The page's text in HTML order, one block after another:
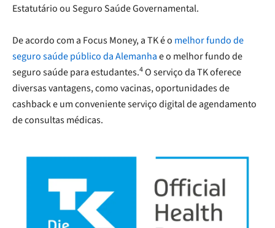
Estatutário ou Seguro Saúde Governamental.
De acordo com a Focus Money, a TK é o melhor fundo de
seguro saúde público da Alemanhae o melhor fundo de
seguro saúde para estudantes.4O serviço da TK oferece
diversas vantagens, como vacinas, oportunidades de
cashback e um conveniente serviço digital de agendamento
de consultas médicas.